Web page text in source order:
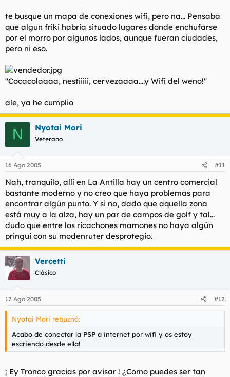
te busque un mapa de conexiones wifi, pero na... Pensaba
que algun friki habria situado lugares donde enchufarse
por el morro por algunos lados, aunque fueran ciudades,
pero ni eso.
"Cocacolaaaa, nestiiiii, cervezaaaa....y Wifi del weno!"
ale, ya he cumplio
N Nyotai Mori
Veterano
16 Ago 2005 #11
Nah, tranquilo, allí en La Antilla hay un centro comercial
bastante moderno y no creo que haya problemas para
encontrar algún punto. Y si no, dado que aquella zona
está muy a la alza, hay un par de campos de golf y tal...
dudo que entre los ricachones mamones no haya algún
pringui con su modenruter desprotegio.
Vercetti
Clásico
17 Ago 2005 #12
Nyotai Mori rebuznó:
Acabo de conectar la PSP a internet por wifi y os estoy
escriendo desde ella!
¡ Ey Tronco gracias por avisar ! ¿Como puedes ser tan